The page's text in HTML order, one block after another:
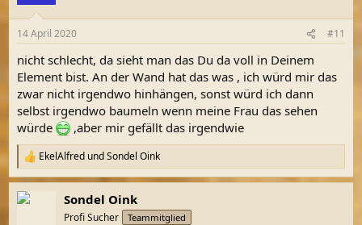
e
:
14 April 2020 #11
nicht schlecht, da sieht man das Du da voll in Deinem
Element bist. An der Wand hat das was , ich würd mir das
zwar nicht irgendwo hinhängen, sonst würd ich dann
selbst irgendwo baumeln wenn meine Frau das sehen
würde
,aber mir gefällt das irgendwie
R
e
a
k
EkelAlfred undSondel Oink
Sondel Oink
Profi Sucher Teammitglied